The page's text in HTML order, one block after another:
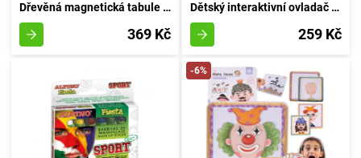
Dřevěná magnetická tabule exkluzivní - přepravní prostředky
369 Kč
Dětský interaktivní ovladač v růžovém provedení
259 Kč
-6%